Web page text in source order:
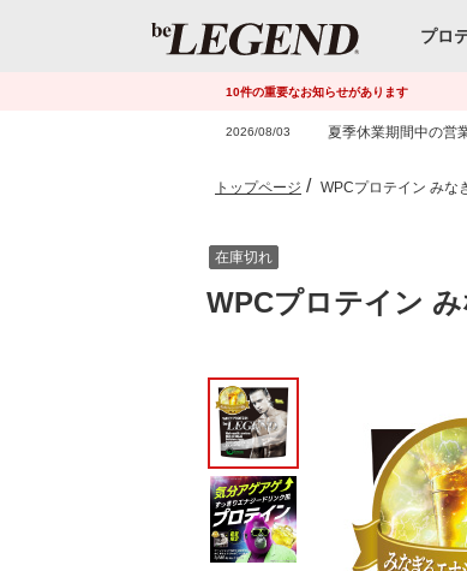
プロ
10件の重要なお知らせがあります
2026/08/03 夏季休業期間中の営
トップページ WPCプロテイン みな
在庫切れ
WPCプロテイン